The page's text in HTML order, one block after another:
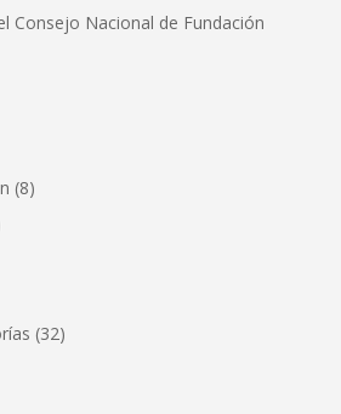
Consejo Nacional de Fundación
(8)
(32)